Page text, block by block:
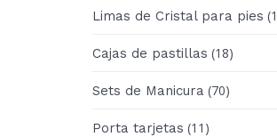
Limas de Cristal para pies
Cajas de pastillas (18)
Sets de Manicura (70)
Porta tarjetas (11)
Cajas Regalo